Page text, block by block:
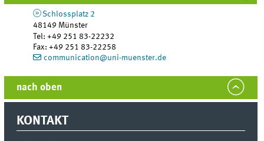
Schlossplatz 2
48149 Münster
Tel:+49 251 83-22232
Fax:+49 251 83-22258
communication@uni-muenster.de
nach oben
KONTAKT